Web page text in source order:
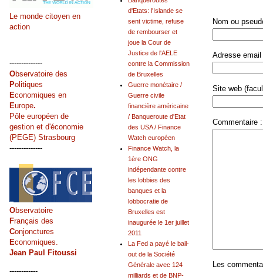
Nom ou
Adresse email
Site web
Commentaire :
Les
d'Etats: l'Islande se
sent victime, refuse
de rembourser et
joue la Cour de
Justice de l'AELE
contre la Commission
de Bruxelles
Guerre monétaire /
Guerre civile
financière américaine
/ Banqueroute d'Etat
des USA / Finance
Watch européen
Finance Watch, la
1ère ONG
indépendante contre
les lobbies des
banques et la
lobbocratie de
Bruxelles est
inaugurée le 1er juillet
2011
La Fed a payé le bail-
out de la Société
Générale avec 124
milliards et de BNP-
Le monde citoyen en
action
--------------
Observatoire des
Politiques
Economiques en
Europe.
Pôle européen de
gestion et d'économie
(PEGE) Strasbourg
--------------
Observatoire
Français des
Conjonctures
Economiques.
Jean Paul Fitoussi
------------